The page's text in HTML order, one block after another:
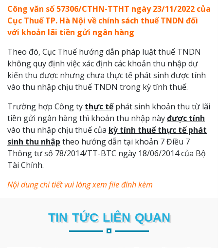
Công văn số 57306/CTHN-TTHT ngày23/11/2022 của
Cục ThuếTP. Hà Nội về chính sách thuế TNDN đối
với khoản lãi tiền gửi ngân hàng
Theo đó, Cục Thuế hướng dẫn pháp luật thuế TNDN
không quy định việc xác định các khoản thu nhập dự
kiến thu được nhưng chưa thực tế phát sinh được tính
vào thu nhập chịu thuế TNDN trong kỳ tính thuế.
Trường hợp Công ty thực tế phát sinh khoản thu từ lãi
tiền gửi ngân hàng thì khoản thu nhập nàyđược tính
vào thu nhập chịu thuế của kỳ tính thuế thực tế phát
sinh thu nhập theo hướng dẫn tại khoản 7 Điều 7
Thông tư số 78/2014/TT-BTC ngày 18/06/2014 của Bộ
Tài Chính.
Nội dung chi tiết vui lòng xem file đính kèm
TIN TỨC LIÊN QUAN